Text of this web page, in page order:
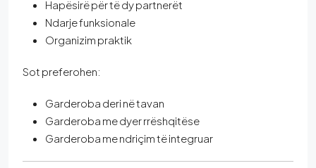
Hapësirë për të dy partnerët
Ndarje funksionale
Organizim praktik
Sot preferohen:
Garderoba deri në tavan
Garderoba me dyer rrëshqitëse
Garderoba me ndriçim të integruar